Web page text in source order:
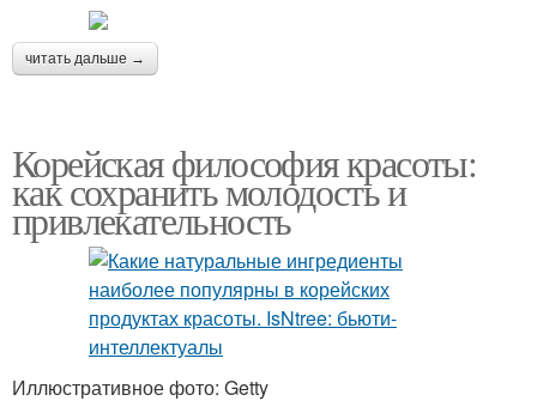
читать дальше →
Корейская философия красоты:
как сохранить молодость и
привлекательность
Иллюстративное фото: Getty